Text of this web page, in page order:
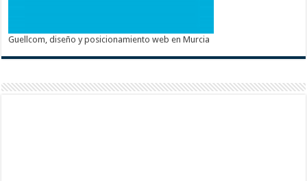
Guellcom, diseño y posicionamiento web en Murcia